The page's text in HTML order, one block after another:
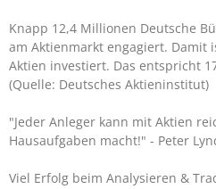
Knapp 12,4 Millionen Deutsche
am Aktienmarkt engagiert. Damit
Aktien investiert. Das entspricht
(Quelle: Deutsches Aktieninstitut)
"Jeder Anleger kann mit Aktien
Hausaufgaben macht!" - Peter
Viel Erfolg beim Analysieren &